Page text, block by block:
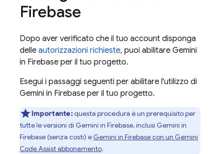
Firebase
Dopo aver verificato che il tuo account disponga
delle autorizzazioni richieste, puoi abilitare Gemini
in Firebase per il tuo progetto.
Esegui i passaggi seguenti per abilitare l'utilizzo di
Gemini in Firebase per il tuo progetto.
Importante:questa procedura è un prerequisito per
tutte le versioni di Gemini in Firebase, inclusi Gemini in
Firebase(senza costi) e Gemini in Firebasecon un Gemini
Code Assistabbonamento.